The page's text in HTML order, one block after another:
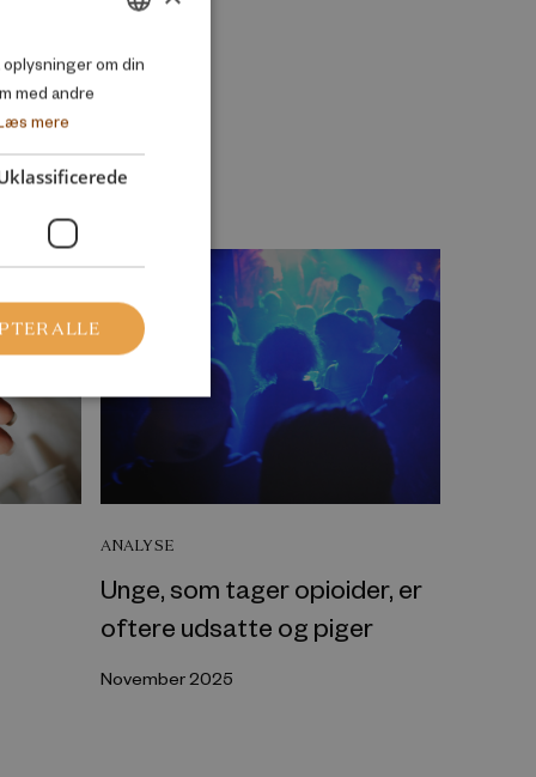
ANALYSE
Unge, som tager opioider, er
oftere udsatte og piger
November 2025
DANISH
om din
med andre
mere
ALLE